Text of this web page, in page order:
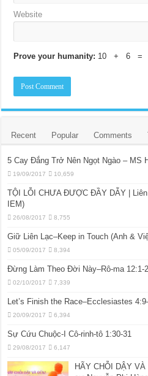
Website
Prove your humanity: 10 + 6 =
Recent Popular Comments
5 Cay Đắng Trở Nên Ngọt Ngào – MS
19/09/2017 10,659
TỘI LỖI CHƯA ĐƯỢC ĐẦY DẪY |
IEM)
26/08/2017 8,755
Giữ Liên Lạc–Keep in Touch (Anh &
05/09/2017 8,394
Đừng Làm Theo Đời Này–Rô-ma 12:1-2
02/10/2017 7,339
Let’s Finish the Race–Ecclesiastes
20/09/2017 6,394
Sự Cứu Chuộc-I Cô-rinh-tô 1:30-31
29/08/2017 6,147
HÃY CHỖI DẬY